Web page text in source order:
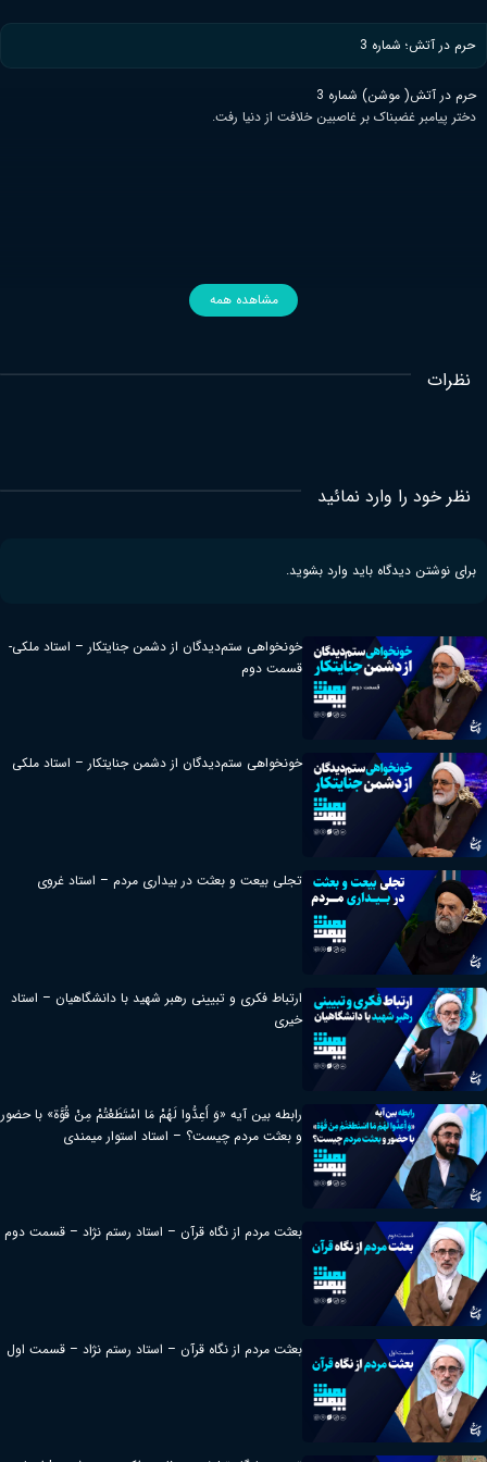
حرم در آتش؛ شماره 3
حرم در آتش( موشن) شماره 3
دختر پیامبر غضبناک بر غاصبین خلافت از دنیا رفت.
مشاهده همه
نظرات
نظر خود را وارد نمائید
برای نوشتن دیدگاه باید وارد بشوید.
خونخواهی ستم‌دیدگان از دشمن جنایتکار – استاد ملکی-
قسمت دوم
خونخواهی ستم‌دیدگان از دشمن جنایتکار – استاد ملکی
تجلی بیعت و بعثت در بیداری مردم – استاد غروی
ارتباط فکری و تبیینی رهبر شهید با دانشگاهیان – استاد
خیری
رابطه بین آیه «وَ أَعِدُّوا لَهُمْ مَا اسْتَطَعْتُمْ مِنْ قُوَّة» با حضور
و بعثت مردم چیست؟ – استاد استوار میمندی
بعثت مردم از نگاه قرآن – استاد رستم نژاد – قسمت دوم
بعثت مردم از نگاه قرآن – استاد رستم نژاد – قسمت اول